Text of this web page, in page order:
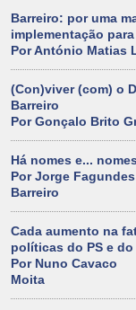
Barreiro: por uma
implementação
Por António Matias
(Con)viver (com) o
Barreiro
Por Gonçalo Brito
Há nomes e... nomes
Por Jorge Fagundes
Barreiro
Cada aumento na
políticas do PS e do
Por Nuno Cavaco
Moita